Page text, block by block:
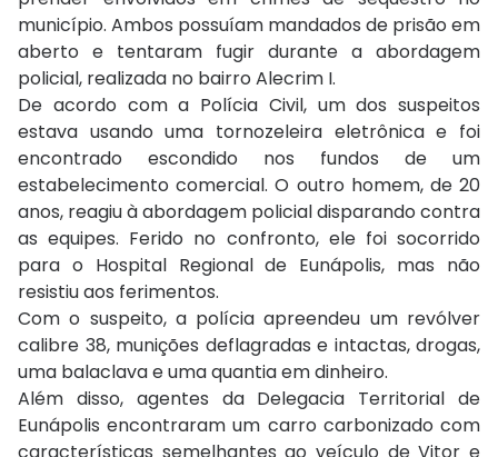
município. Ambos possuíam mandados de prisão em
aberto e tentaram fugir durante a abordagem
policial, realizada no bairro Alecrim I.
De acordo com a Polícia Civil, um dos suspeitos
estava usando uma tornozeleira eletrônica e foi
encontrado escondido nos fundos de um
estabelecimento comercial. O outro homem, de 20
anos, reagiu à abordagem policial disparando contra
as equipes. Ferido no confronto, ele foi socorrido
para o Hospital Regional de Eunápolis, mas não
resistiu aos ferimentos.
Com o suspeito, a polícia apreendeu um revólver
calibre 38, munições deflagradas e intactas, drogas,
uma balaclava e uma quantia em dinheiro.
Além disso, agentes da Delegacia Territorial de
Eunápolis encontraram um carro carbonizado com
características semelhantes ao veículo de Vitor e